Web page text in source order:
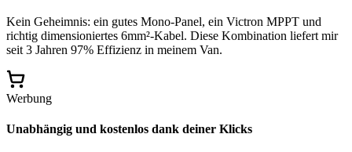
Kein Geheimnis: ein gutes Mono-Panel, ein Victron MPPT und
richtig dimensioniertes 6mm²-Kabel. Diese Kombination liefert mir
seit 3 Jahren 97% Effizienz in meinem Van.
Werbung
Unabhängig und kostenlos dank deiner Klicks